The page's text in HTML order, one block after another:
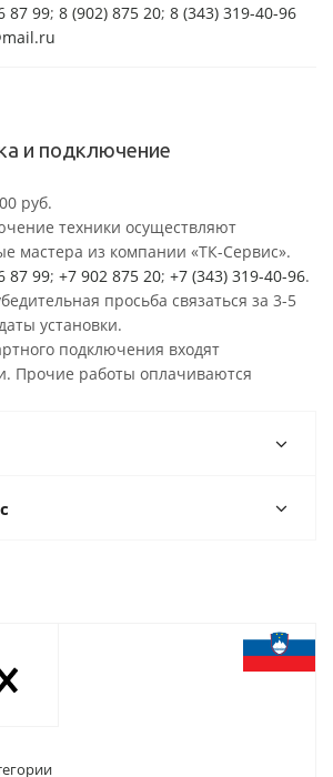
87 99; 8 (902) 875 20; 8 (343) 319-40-96
и подключение
руб.
техники осуществляют
мастера из компании «ТК-Сервис».
87 99; +7 902 875 20; +7 (343) 319-40-96.
просьба связаться за 3-5
установки.
подключения входят
Прочие работы оплачиваются